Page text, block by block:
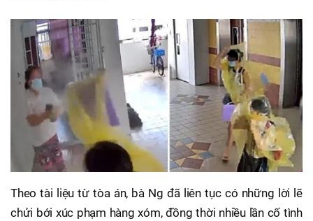
Theo tài liệu từ tòa án, bà Ng đã liên tục có những lời lẽ
chửi bới xúc phạm hàng xóm, đồng thời nhiều lần cố tình